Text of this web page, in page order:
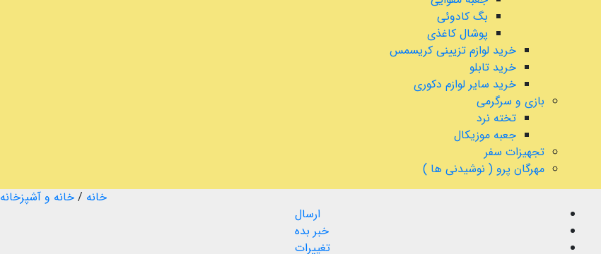
بگ کادوئی
پوشال کاغذی
خرید لوازم تزیینی کریسمس
خرید تابلو
خرید سایر لوازم دکوری
بازی و سرگرمی
تخته نرد
جعبه موزیکال
تجهیزات سفر
مهرگان پرو ( نوشیدنی ها )
خانه / خانه و آشپزخانه
ارسال
خبر بده
تغییرات